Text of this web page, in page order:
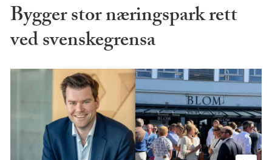
Bygger stor næringspark rett
ved svenskegrensa